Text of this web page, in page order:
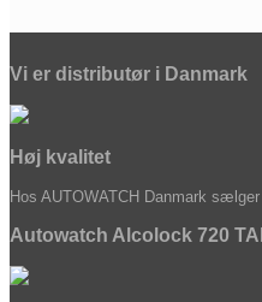
Vi er distributør i Danmark
Høj kvalitet
Hos AUTOWATCH Danmark
Autowatch Alcolock 720